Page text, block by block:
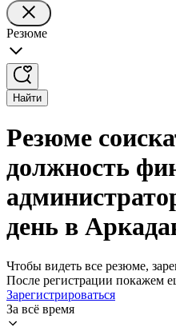
Резюме
Найти
Резюме
должность
день в
Чтобы видеть все резюме,
После регистрации покажем
Зарегистрироваться
За всё время